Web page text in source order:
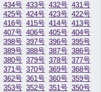
434号 433号 432号 431号
425号 424号 423号 422号
416号 415号 414号 413号
407号 406号 405号 404号
398号 397号 396号 395号
389号 388号 387号 386号
380号 379号 378号 377号
371号 370号 369号 368号
362号 361号 360号 359号
353号 352号 351号 350号